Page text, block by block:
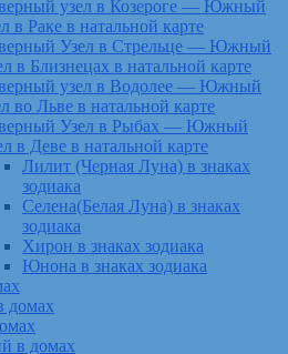
узел в Козероге — Южный
в Раке в натальной карте
Узел в Стрельце — Южный
в Близнецах в натальной карте
узел в Водолее — Южный
во Льве в натальной карте
Узел в Рыбах — Южный
в Деве в натальной карте
Лилит (Черная Луна) в знаках
зодиака
Селена(Белая Луна) в знаках
зодиака
Хирон в знаках зодиака
Юнона в знаках зодиака
домах
в домах